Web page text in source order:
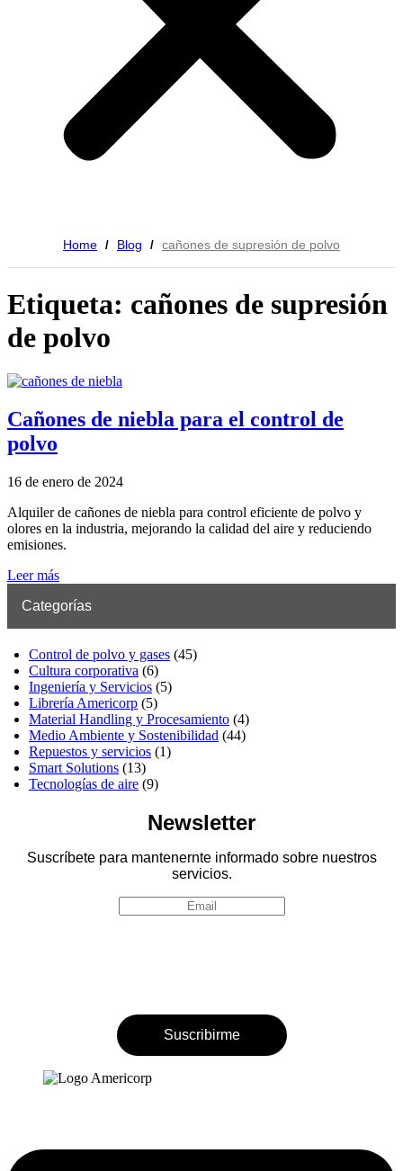
Home / Blog / cañones de supresión de polvo
Etiqueta: cañones de supresión
de polvo
Cañones de niebla para el control de
polvo
16 de enero de 2024
Alquiler de cañones de niebla para control eficiente de polvo y
olores en la industria, mejorando la calidad del aire y reduciendo
emisiones.
Leer más
Categorías
Control de polvo y gases (45)
Cultura corporativa (6)
Ingeniería y Servicios (5)
Librería Americorp (5)
Material Handling y Procesamiento (4)
Medio Ambiente y Sostenibilidad (44)
Repuestos y servicios (1)
Smart Solutions (13)
Tecnologías de aire (9)
Newsletter
Suscríbete para mantenernte informado sobre nuestros
servicios.